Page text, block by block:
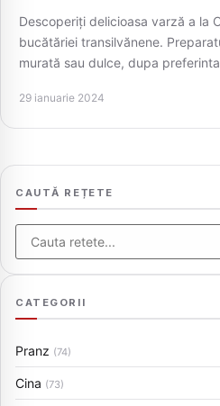
Descoperiți delicioasa varză a la
bucătăriei transilvănene.
murată sau dulce, dupa
29 ianuarie 2024
CAUTĂ REȚETE
CATEGORII
Pranz (74)
Cina (73)